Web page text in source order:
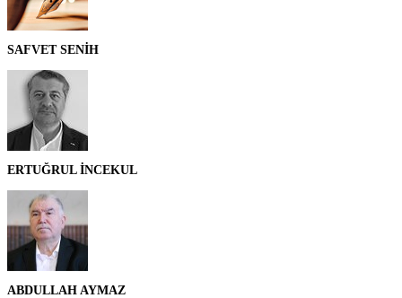
SAFVET SENİH
ERTUĞRUL İNCEKUL
ABDULLAH AYMAZ